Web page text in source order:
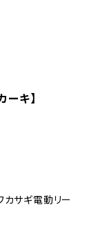
キ】
カサギ電動リー